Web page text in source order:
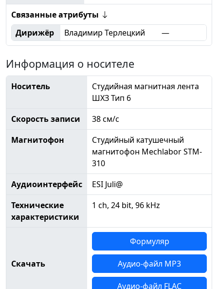
Связанные атрибуты
Дирижёр
Владимир Терлецкий —
Информация о носителе
Носитель
Студийная магнитная лента
ШХЗ Тип 6
Скорость записи
38 см/с
Магнитофон
Студийный катушечный
магнитофон Mechlabor STM-
310
Аудиоинтерфейс
ESI Juli@
Технические
характеристики
1 ch, 24 bit, 96 kHz
Скачать
Формуляр
Аудио-файл MP3
Аудио-файл FLAC